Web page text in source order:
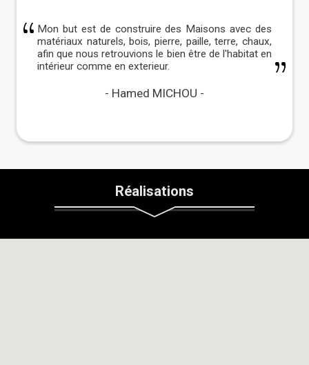
Mon but est de construire des Maisons avec des
matériaux naturels, bois, pierre, paille, terre, chaux,
afin que nous retrouvions le bien être de l'habitat en
intérieur comme en exterieur.
Hamed MICHOU
Réalisations